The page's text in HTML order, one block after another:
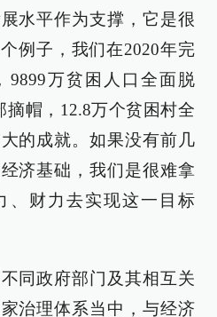
水平作为支撑，它是很
例子，我们在2020年完
9899万贫困人口全面脱
摘帽，12.8万个贫困村全
的成就。如果没有前几
济基础，我们是很难拿
、财力去实现这一目标
同政府部门及其相互关
治理体系当中，与经济